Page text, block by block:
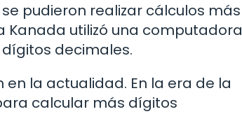
pudieron realizar cálculos más
Kanada utilizó una computadora
decimales.
la actualidad. En la era de la
calcular más dígitos